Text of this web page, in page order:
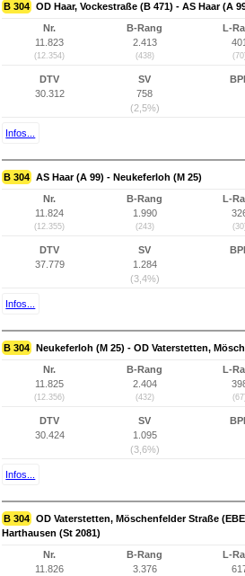
B 304 OD Haar, Vockestraße (B 471) - AS Haar (A
Nr.
11.823
(12.354)
B-Rang
2.413
(438)
L-
401
DTV
30.312
SV
758
(2,5%)
Infos...
B 304 AS Haar (A 99) - Neukeferloh (M 25)
Nr.
11.824
(12.355)
B-Rang
1.990
(243)
L-
DTV
37.779
SV
1.284
(3,4%)
Infos...
B 304 Neukeferloh (M 25) - OD Vaterstetten,
Nr.
11.825
(12.356)
B-Rang
2.404
(432)
L-
DTV
30.424
SV
1.095
(3,6%)
Infos...
B 304 OD Vaterstetten, Möschenfelder Straße
Harthausen (St 2081)
Nr.
11.826
B-Rang
3.376
L-